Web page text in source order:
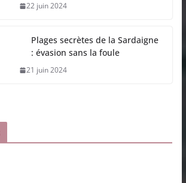
22 juin 2024
Plages secrètes de la Sardaigne
: évasion sans la foule
21 juin 2024